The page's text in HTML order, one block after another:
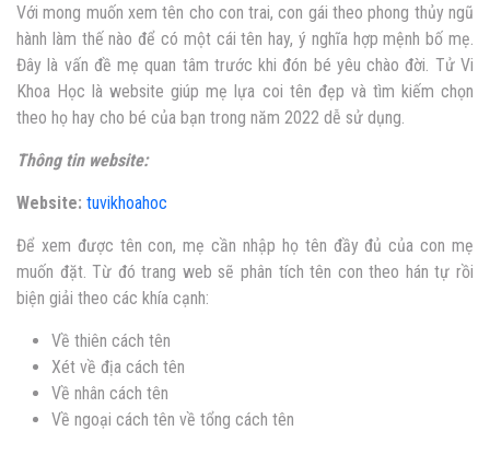
Với mong muốn xem tên cho con trai, con gái theo phong thủy ngũ
hành làm thế nào để có một cái tên hay, ý nghĩa hợp mệnh bố mẹ.
Đây là vấn đề mẹ quan tâm trước khi đón bé yêu chào đời. Tử Vi
Khoa Học là website giúp mẹ lựa coi tên đẹp và tìm kiếm chọn
theo họ hay cho bé của bạn trong năm 2022 dễ sử dụng.
Thông tin website:
Website: tuvikhoahoc
Để xem được tên con, mẹ cần nhập họ tên đầy đủ của con mẹ
muốn đặt. Từ đó trang web sẽ phân tích tên con theo hán tự rồi
biện giải theo các khía cạnh:
Về thiên cách tên
Xét về địa cách tên
Về nhân cách tên
Về ngoại cách tên về tổng cách tên